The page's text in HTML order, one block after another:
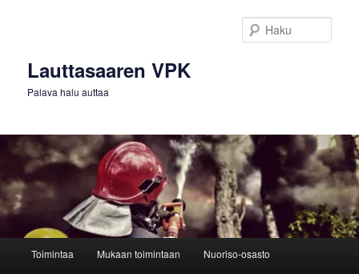
Lauttasaaren VPK
Palava halu auttaa
Toimintaa Mukaan toimintaan Nuoriso-osasto